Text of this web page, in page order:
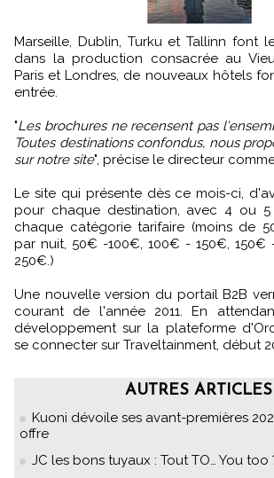
Marseille, Dublin, Turku et Tallinn font leurs premiers pas
dans la production consacrée au
Paris et Londres, de nouveaux hôtels
entrée.
"Les brochures ne recensent pas
Toutes destinations confondus, nous
sur notre site", précise le directeur
Le site qui présente dès ce mois-ci,
pour chaque destination, avec 4 ou 5
chaque catégorie tarifaire (moins de
par nuit, 50€ -100€, 100€ - 150€,
250€.)
Une nouvelle version du portail B2B
courant de l'année 2011. En
développement sur la plateforme
se connecter sur Traveltainment, début
AUTRES ARTICLES
Kuoni dévoile ses avant-premières
offre
JC les bons tuyaux : Tout TO… You too